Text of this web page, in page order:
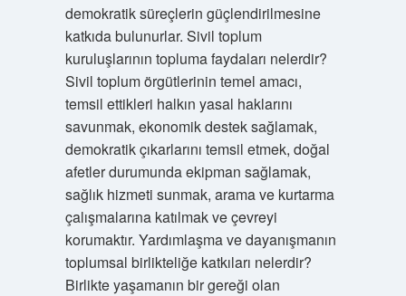
demokratik süreçlerin güçlendirilmesine
katkıda bulunurlar. Sivil toplum
kuruluşlarının topluma faydaları nelerdir?
Sivil toplum örgütlerinin temel amacı,
temsil ettikleri halkın yasal haklarını
savunmak, ekonomik destek sağlamak,
demokratik çıkarlarını temsil etmek, doğal
afetler durumunda ekipman sağlamak,
sağlık hizmeti sunmak, arama ve kurtarma
çalışmalarına katılmak ve çevreyi
korumaktır. Yardımlaşma ve dayanışmanın
toplumsal birlikteliğe katkıları nelerdir?
Birlikte yaşamanın bir gereği olan